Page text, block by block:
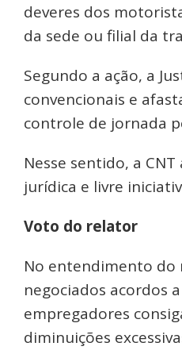
deveres dos
da sede ou filial da
Segundo a ação, a
convencionais e
controle de jornada
Nesse sentido, a
jurídica e livre
Voto do relator
No entendimento do
negociados acordos
empregadores
diminuições